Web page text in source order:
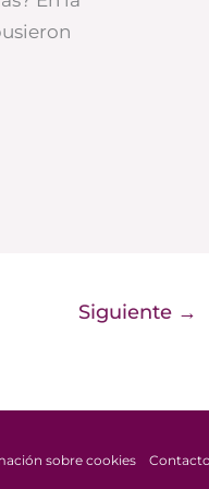
Siguiente →
sobre cookies